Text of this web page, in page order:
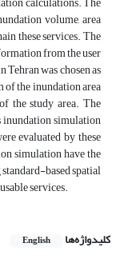
volume, area
these services. The
from the user
was chosen as
of the inundation area
the study area. The
inundation simulation
evaluated by these
simulation have the
based spatial
services.
کلیدواژه‌ها English